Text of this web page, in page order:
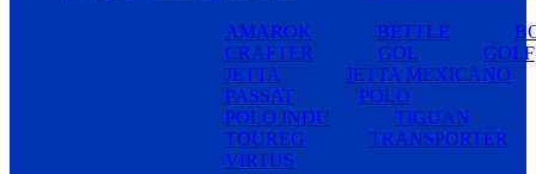
AMAROK BETTLE
CRAFTER
GOL
GOLF
JETTA
JETTA MEXICANO
PASSAT
POLO
POLO INDU
TIGUAN
TOUREG
TRANSPORTER
VIRTUS